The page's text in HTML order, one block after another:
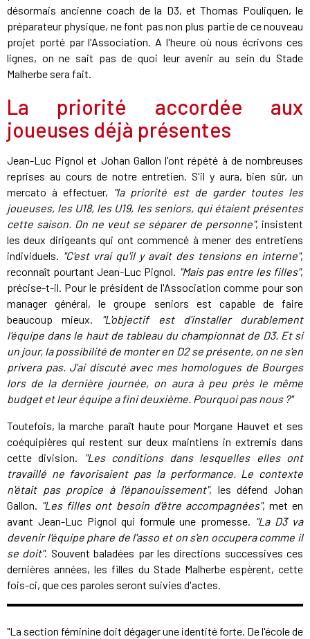
désormais ancienne coach de la D3, et Thomas Pouliquen, le
préparateur physique, ne font pas non plus partie de ce nouveau
projet porté par l'Association. A l'heure où nous écrivons ces
lignes, on ne sait pas de quoi leur avenir au sein du Stade
Malherbe sera fait.
La priorité accordée aux
joueuses déjà présentes
Jean-Luc Pignol et Johan Gallon l'ont répété à de nombreuses
reprises au cours de notre entretien. S'il y aura, bien sûr, un
mercato à effectuer, "la priorité est de garder toutes les
joueuses, les U18, les U19, les seniors, qui étaient présentes
cette saison. On ne veut se séparer de personne", insistent
les deux dirigeants qui ont commencé à mener des entretiens
individuels. "C'est vrai qu'il y avait des tensions en interne",
reconnaît pourtant Jean-Luc Pignol. "Mais pas entre les filles",
précise-t-il. Pour le président de l'Association comme pour son
manager général, le groupe seniors est capable de faire
beaucoup mieux. "L'objectif est d'installer durablement
l'équipe dans le haut de tableau du championnat de D3. Et si
un jour, la possibilité de monter en D2 se présente, on ne s'en
privera pas. J'ai discuté avec mes homologues de Bourges
lors de la dernière journée, on aura à peu près le même
budget et leur équipe a fini deuxième. Pourquoi pas nous ?"
Toutefois, la marche paraît haute pour Morgane Hauvet et ses
coéquipières qui restent sur deux maintiens in extremis dans
cette division.
"Les conditions dans lesquelles elles ont
travaillé ne favorisaient pas la performance. Le contexte
n'était pas propice à l'épanouissement", les défend Johan
Gallon. "Les filles ont besoin d'être accompagnées", met en
avant Jean-Luc Pignol qui formule une promesse. "La D3 va
devenir l'équipe phare de l'asso et on s'en occupera comme il
se doit". Souvent baladées par les directions successives ces
dernières années, les filles du Stade Malherbe espèrent, cette
fois-ci, que ces paroles seront suivies d'actes.
"La section féminine doit dégager une identité forte. De l'école de